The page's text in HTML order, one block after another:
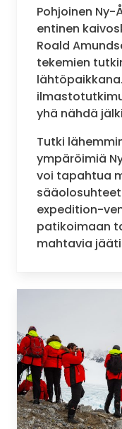
Pohjoinen
entinen
Roald
tekemien
yhä nähdä
Tutki
ympäröimiä
voi tapahtua
expedition-
patikoimaan
mahtavia